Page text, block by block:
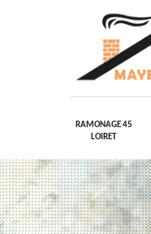
RAMONAGE 45
LOIRET